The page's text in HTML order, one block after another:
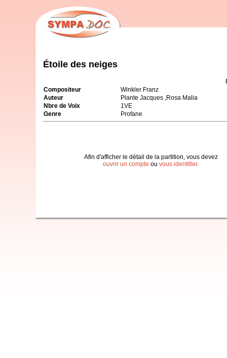
Étoile des neiges
Compositeur
Winkler Franz
Auteur
Plante Jacques ,Rosa Malia
Nbre de Voix
1VE
Genre
Profane
Afin d'afficher le détail de la partition, vous devez
ouvrir un compte ou vous identifier.